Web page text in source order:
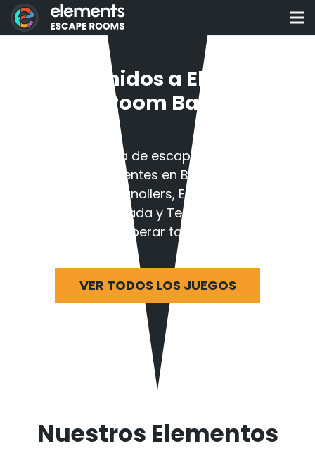
¡Bienvenidos a Elements
Escape Room Barcelona!
La mayor oferta de escape rooms de
Barcelona. Presentes en Barcelona,
Cerdanyola, Granollers, Esplugues,
Sabadell, Montcada y Terrassa.
¿Te atreves a superar todos los retos?
VER TODOS LOS JUEGOS
Nuestros Elementos